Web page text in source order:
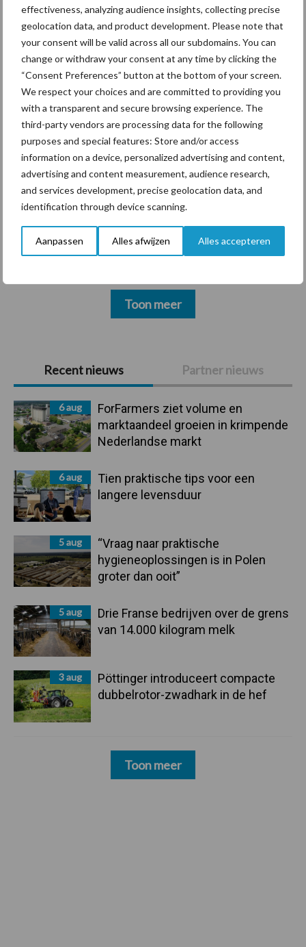
effectiveness, analyzing audience insights, collecting precise
geolocation data, and product development. Please note that
your consent will be valid across all our subdomains. You can
change or withdraw your consent at any time by clicking the
“Consent Preferences” button at the bottom of your screen.
We respect your choices and are committed to providing you
with a transparent and secure browsing experience. The
third-party vendors are processing data for the following
purposes and special features: Store and/or access
information on a device, personalized advertising and content,
advertising and content measurement, audience research,
and services development, precise geolocation data, and
identification through device scanning.
Aanpassen Alles afwijzen Alles accepteren
Primaire
Sidebar
Recent nieuws Partner nieuws
6 aug
ForFarmers ziet volume en
marktaandeel groeien in krimpende
Nederlandse markt
6 aug
Tien praktische tips voor een
langere levensduur
5 aug
“Vraag naar praktische
hygieneoplossingen is in Polen
groter dan ooit”
5 aug
Drie Franse bedrijven over de grens
van 14.000 kilogram melk
3 aug
Pöttinger introduceert compacte
dubbelrotor-zwadhark in de hef
Toon meer
hygieneoplossingen is in
Polen groter dan ooit”
Themapagina's
Diergezondheid Bemesting Fokkerij
Voerhekken
Toon meer